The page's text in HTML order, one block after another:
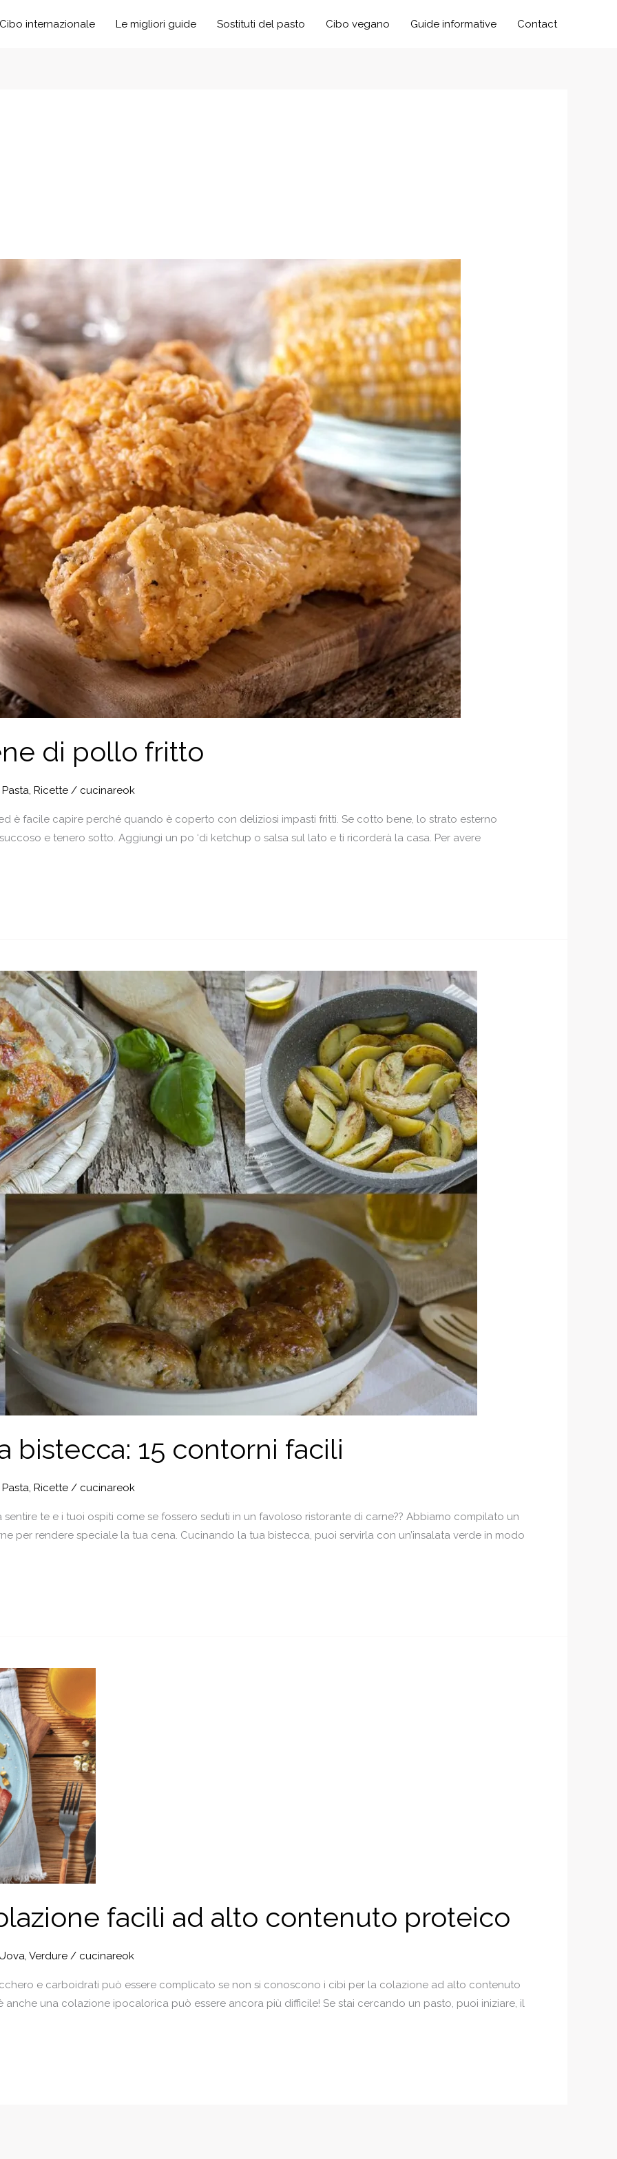
Cibo internazionale Le migliori guide Sostituti del pasto Cibo vegano Guide informative Contact
di pollo fritto
Pasta Ricette / cucinareok
è facile capire perché quando è coperto con deliziosi impasti fritti. Se cotto bene, lo strato esterno
e tenero sotto. Aggiungi un po ‘di ketchup o salsa sul lato e ti ricorderà la casa. Per avere
bistecca: 15 contorni facili
Pasta Ricette / cucinareok
te e i tuoi ospiti come se fossero seduti in un favoloso ristorante di carne?? Abbiamo compilato un
per rendere speciale la tua cena. Cucinando la tua bistecca, puoi servirla con un’insalata verde in modo
facili ad alto contenuto proteico
, Verdure / cucinareok
e carboidrati può essere complicato se non si conoscono i cibi per la colazione ad alto contenuto
una colazione ipocalorica può essere ancora più difficile! Se stai cercando un pasto, puoi iniziare, il